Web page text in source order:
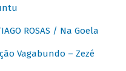
ROSAS / Na Goela
Vagabundo – Zezé